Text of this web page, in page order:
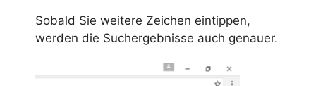
Sobald Sie weitere Zeichen eintippen,
werden die Suchergebnisse auch genauer.